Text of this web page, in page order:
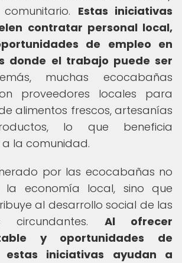
Estas iniciativas
contratar personal local,
de empleo en
donde el trabajo puede ser
muchas ecocabañas
proveedores locales para
alimentos frescos, artesanías
lo que beneficia
la comunidad.
por las ecocabañas no
la economía local, sino que
al desarrollo social de las
circundantes. Al ofrecer
y oportunidades de
estas iniciativas ayudan a